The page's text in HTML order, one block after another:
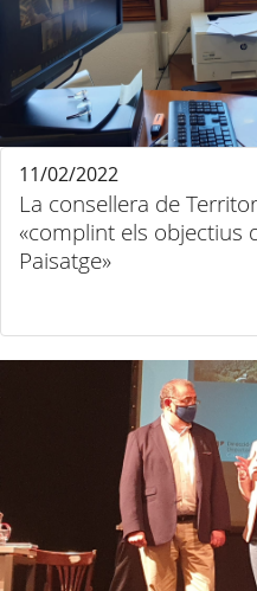
La consellera de
«complint els objectius
Paisatge»
11/02/2022